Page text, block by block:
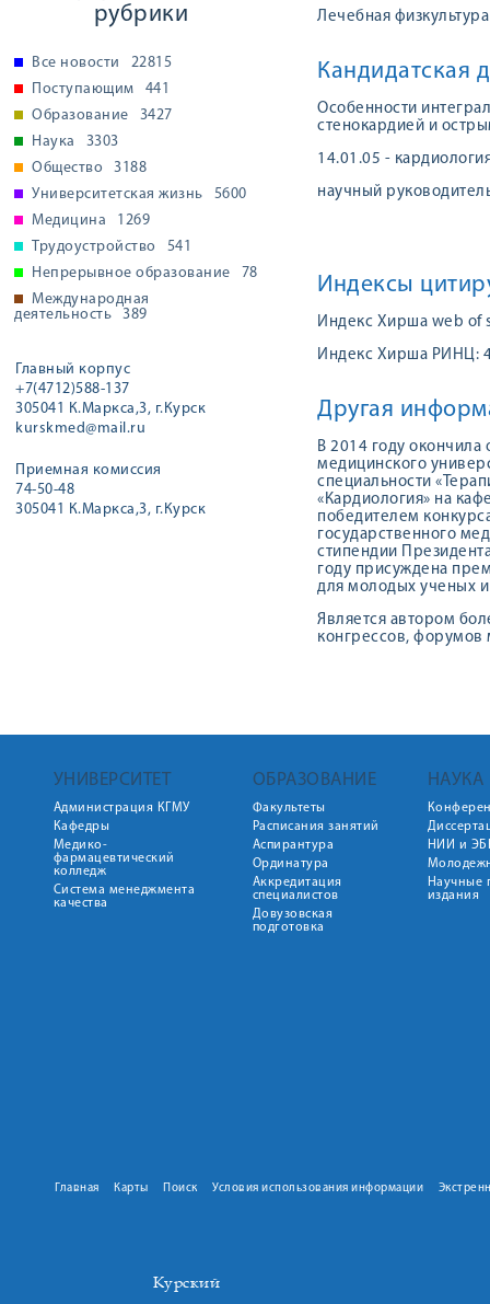
рубрики
Все новости
22815
Поступающим
441
Образование
3427
Наука
3303
Общество
3188
Университетская жизнь
5600
Медицина
1269
Трудоустройство
541
Непрерывное образование
78
Международная
деятельность
389
Главный корпус
+7(4712)588-137
305041 К.Маркса,3, г.Курск
kurskmed@mail.ru
Приемная комиссия
74-50-48
305041 К.Маркса,3, г.Курск
Лечебная физкультура
Кандидатская
Особенности
стенокардией и
14.01.05 -
научный
Индексы
Индекс Хирша web of
Индекс Хирша РИНЦ:
Другая
В 2014 году окончила
медицинского
специальности
«Кардиология» на
победителем
государственного
стипендии
году присуждена
для молодых ученых и
Является автором
конгрессов, форумов
УНИВЕРСИТЕТ
Администрация КГМУ
Кафедры
Медико-
фармацевтический
колледж
Система менеджмента
качества
ОБРАЗОВАНИЕ
Факультеты
Расписания занятий
Аспирантура
Ординатура
Аккредитация
специалистов
Довузовская
подготовка
НАУКА
НИИ и
Научные
издания
Главная Карты Поиск Условия использования информации
Курский